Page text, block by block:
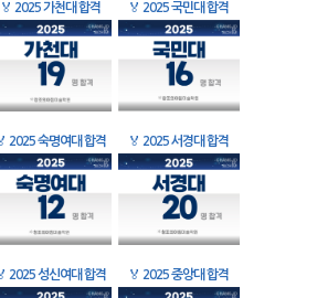
🏅 2025 가천대 합격 🏅 2025 국민대 합격
2025 숙명여대 합격 🏅 2025 서경대 합격
2025 성신여대 합격 🏅 2025 중앙대 합격